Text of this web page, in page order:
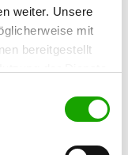
weiter. Unsere
mit
bereitgestellt
nutzen.